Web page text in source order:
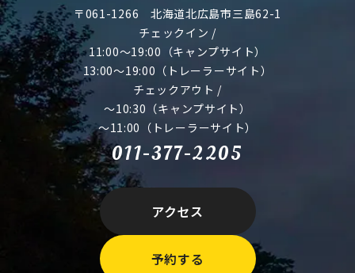
〒061-1266 北海道北広島市三島62-1
チェックイン /
11:00～19:00（キャンプサイト）
13:00～19:00（トレーラーサイト）
チェックアウト /
～10:30（キャンプサイト）
～11:00（トレーラーサイト）
011-377-2205
アクセス
予約する